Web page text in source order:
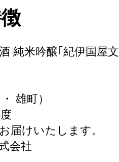
純米吟醸｢紀伊国屋
雄町）
届けいたします。
会社